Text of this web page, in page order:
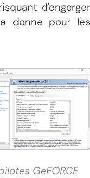
d'engorger
donne pour les
GeFORCE